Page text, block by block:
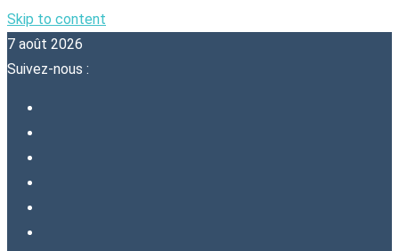
Skip to content
7 août 2026
Suivez-nous :